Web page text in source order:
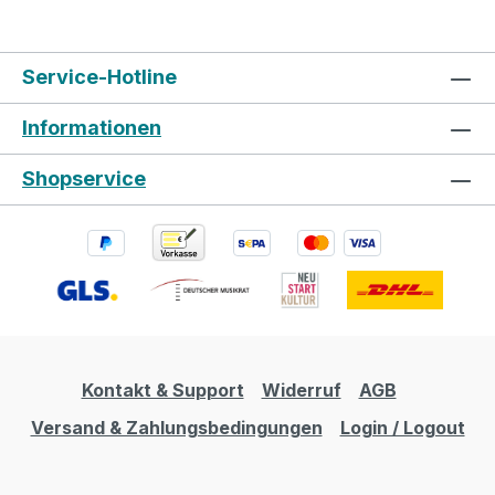
Service-Hotline
Informationen
Shopservice
Kontakt & Support Widerruf
AGB
Versand & Zahlungsbedingungen
Login / Logout